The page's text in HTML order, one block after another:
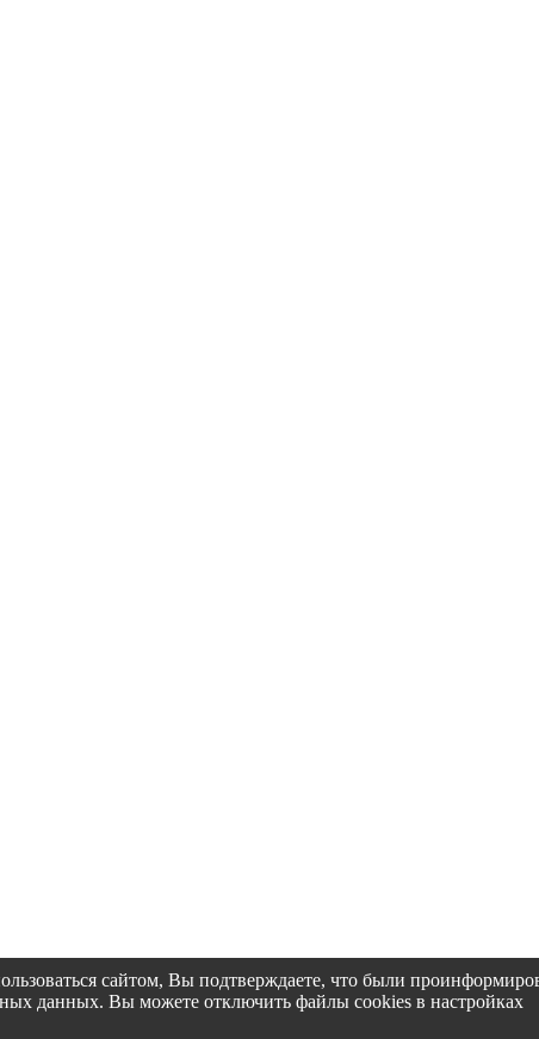
сайтом, Вы подтверждаете, что были
данных. Вы можете отключить файлы cookies в настройках